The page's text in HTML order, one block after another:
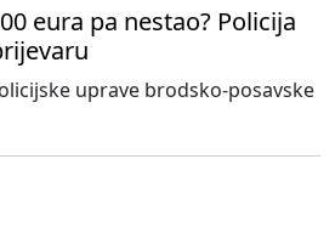
eura pa nestao? Policija
uprave brodsko-posavske